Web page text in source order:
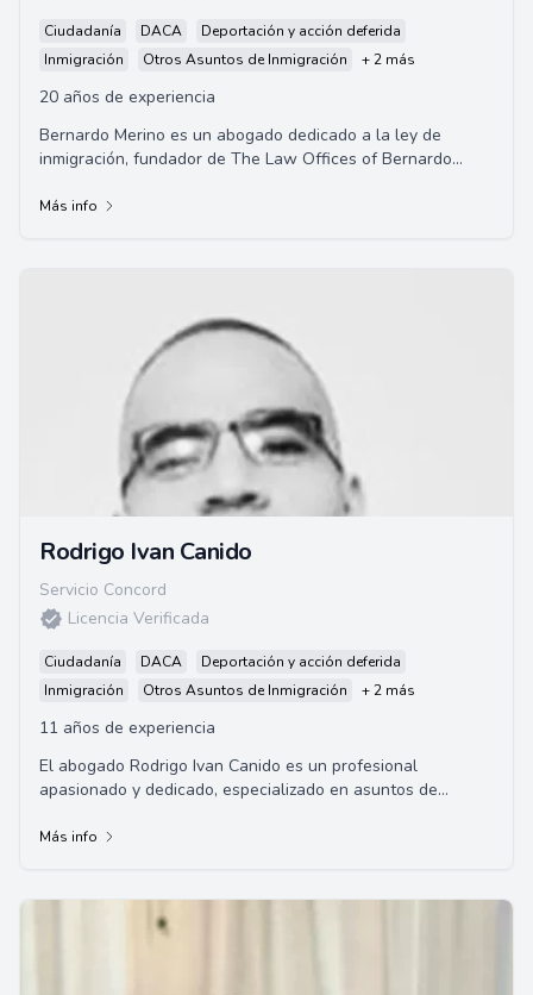
Ciudadanía DACA
Deportación y acción deferida
Inmigración
Otros Asuntos de Inmigración + 2 más
20 años de experiencia
Bernardo Merino es un abogado dedicado a la ley de
inmigración, fundador de The Law Offices of Bernardo
Más info
Rodrigo Ivan Canido
Servicio Concord
Licencia Verificada
Ciudadanía DACA
Deportación y acción deferida
Inmigración
Otros Asuntos de Inmigración + 2 más
11 años de experiencia
El abogado Rodrigo Ivan Canido es un profesional
apasionado y dedicado, especializado en asuntos de
Más info